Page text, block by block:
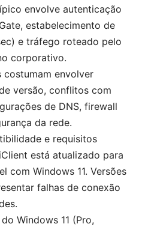
envolve autenticação
estabelecimento de
e tráfego roteado pelo
corporativo.
costumam envolver
versão, conflitos com
de DNS, firewall
da rede.
e requisitos
está atualizado para
com Windows 11. Versões
falhas de conexão
Windows 11 (Pro,